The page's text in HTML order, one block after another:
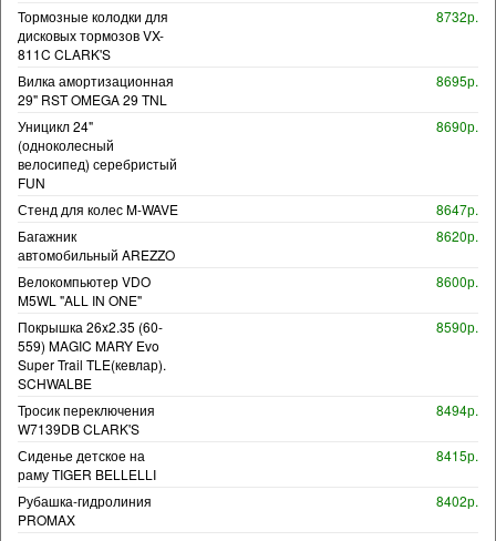
Тормозные колодки для
дисковых тормозов VX-
811C CLARK'S
8732р.
Вилка амортизационная
29" RST OMEGA 29 TNL
8695р.
Уницикл 24"
(одноколесный
велосипед) серебристый
FUN
8690р.
Стенд для колес M-WAVE
8647р.
Багажник
автомобильный AREZZO
8620р.
Велокомпьютер VDO
M5WL "ALL IN ONE"
8600р.
Покрышка 26x2.35 (60-
559) MAGIC MARY Evo
Super Trail TLE(кевлар).
SCHWALBE
8590р.
Тросик переключения
W7139DB CLARK'S
8494р.
Сиденье детское на
раму TIGER BELLELLI
8415р.
Рубашка-гидролиния
PROMAX
8402р.